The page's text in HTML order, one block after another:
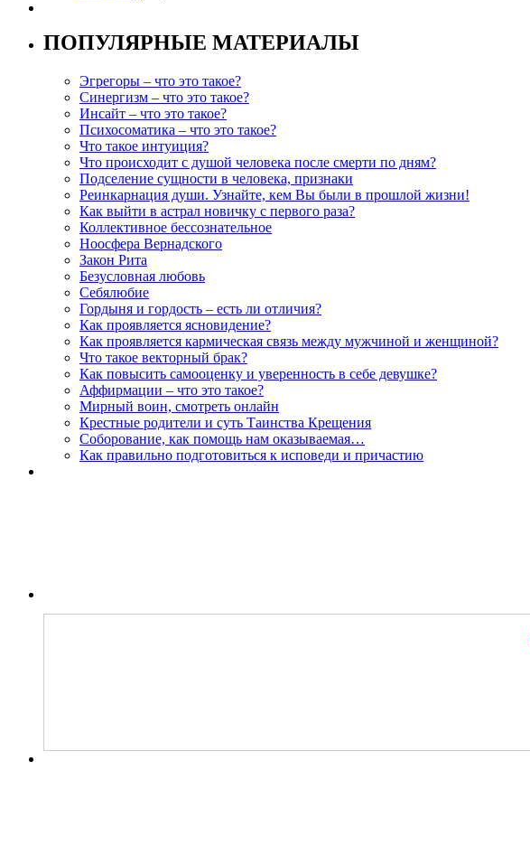
ПОПУЛЯРНЫЕ МАТЕРИАЛЫ
Эгрегоры – что это такое?
Синергизм – что это такое?
Инсайт – что это такое?
Психосоматика – что это такое?
Что такое интуиция?
Что происходит с душой человека после смерти по дням?
Подселение сущности в человека, признаки
Реинкарнация души. Узнайте, кем Вы были в прошлой жизни!
Как выйти в астрал новичку с первого раза?
Коллективное бессознательное
Ноосфера Вернадского
Закон Рита
Безусловная любовь
Себялюбие
Гордыня и гордость – есть ли отличия?
Как проявляется ясновидение?
Как проявляется кармическая связь между мужчиной и женщиной?
Что такое векторный брак?
Как повысить самооценку и уверенность в себе девушке?
Аффирмации – что это такое?
Мирный воин, смотреть онлайн
Крестные родители и суть Таинства Крещения
Соборование, как помощь нам оказываемая…
Как правильно подготовиться к исповеди и причастию